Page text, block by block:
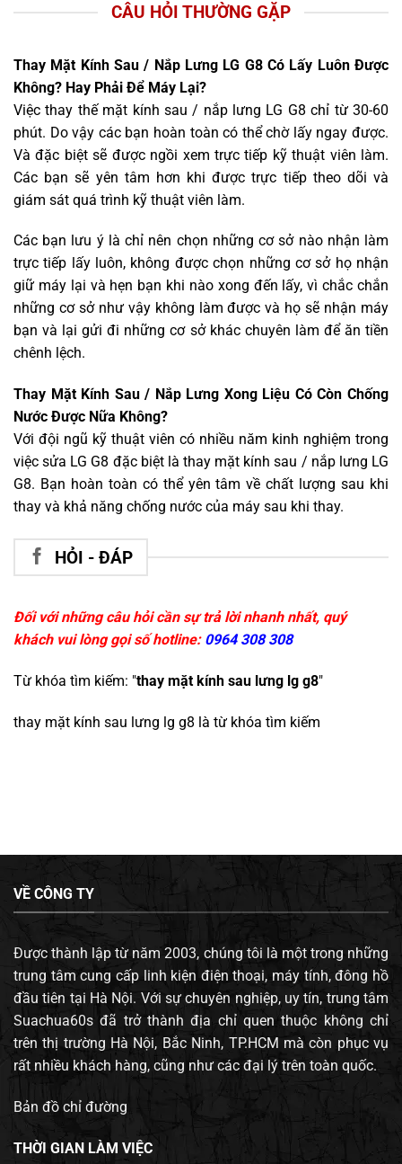
CÂU HỎI THƯỜNG GẶP
Thay Mặt Kính Sau / Nắp Lưng LG G8 Có Lấy Luôn Được
Không? Hay Phải Để Máy Lại?
Việc thay thế mặt kính sau / nắp lưng LG G8 chỉ từ 30-60
phút. Do vậy các bạn hoàn toàn có thể chờ lấy ngay được.
Và đặc biệt sẽ được ngồi xem trực tiếp kỹ thuật viên làm.
Các bạn sẽ yên tâm hơn khi được trực tiếp theo dõi và
giám sát quá trình kỹ thuật viên làm.
Các bạn lưu ý là chỉ nên chọn những cơ sở nào nhận làm
trực tiếp lấy luôn, không được chọn những cơ sở họ nhận
giữ máy lại và hẹn bạn khi nào xong đến lấy, vì chắc chắn
những cơ sở như vậy không làm được và họ sẽ nhận máy
bạn và lại gửi đi những cơ sở khác chuyên làm để ăn tiền
chênh lệch.
Thay Mặt Kính Sau / Nắp Lưng Xong Liệu Có Còn Chống
Nước Được Nữa Không?
Với đội ngũ kỹ thuật viên có nhiều năm kinh nghiệm trong
việc sửa LG G8 đặc biệt là thay mặt kính sau / nắp lưng LG
G8. Bạn hoàn toàn có thể yên tâm về chất lượng sau khi
thay và khả năng chống nước của máy sau khi thay.
HỎI - ĐÁP
Đối với những câu hỏi cần sự trả lời nhanh nhất, quý
khách vui lòng gọi số hotline: 0964 308 308
Từ khóa tìm kiếm: "thay mặt kính sau lưng lg g8"
thay mặt kính sau lưng lg g8 là từ khóa tìm kiếm
VỀ CÔNG TY
Được thành lập từ năm 2003, chúng tôi là một trong những
trung tâm cung cấp linh kiện điện thoại, máy tính, đông hồ
đầu tiên tại Hà Nội. Với sự chuyên nghiệp, uy tín, trung tâm
Suachua60s đã trở thành địa chỉ quen thuộc không chỉ
trên thị trường Hà Nội, Bắc Ninh, TP.HCM mà còn phục vụ
rất nhiều khách hàng, cũng như các đại lý trên toàn quốc.
Bản đồ chỉ đường
THỜI GIAN LÀM VIỆC